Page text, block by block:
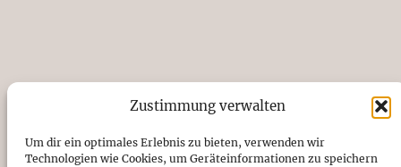
Zustimmung verwalten
Um dir ein optimales Erlebnis zu bieten, verwenden wir
Technologien wie Cookies, um Geräteinformationen zu speichern
KONTAKT